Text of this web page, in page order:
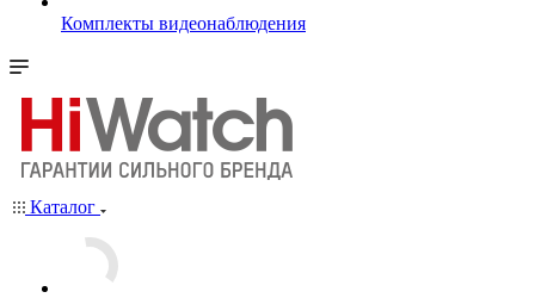
Комплекты видеонаблюдения
Каталог